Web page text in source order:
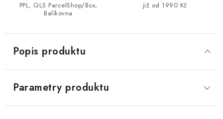
PPL, GLS ParcelShop/Box,
Balíkovna
již od 1990 Kč
Popis produktu
Parametry produktu